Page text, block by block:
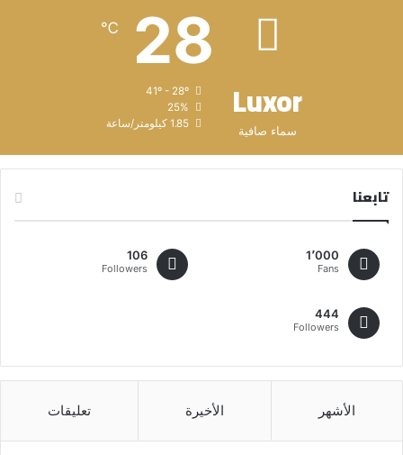
Luxor
سماء صافية
28
℃
25%
1.85 كيلومتر/ساعة
تابعنا
1٬000
Fans
106
Followers
444
Followers
الأشهر الأخيرة تعليقات